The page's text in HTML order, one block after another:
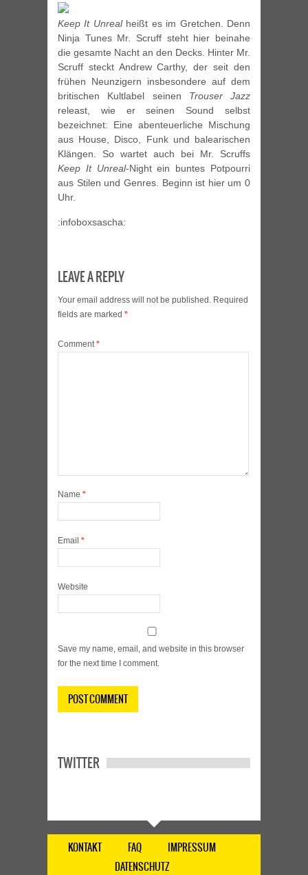
Keep It Unrealheißt es im Gretchen. Denn
Ninja Tunes Mr. Scruff steht hier beinahe
die gesamte Nacht an den Decks. Hinter Mr.
Scruff steckt Andrew Carthy, der seit den
frühen Neunzigern insbesondere auf dem
britischen Kultlabel seinen Trouser Jazz
releast, wie er seinen Sound selbst
bezeichnet: Eine abenteuerliche Mischung
aus House, Disco, Funk und balearischen
Klängen. So wartet auch bei Mr. Scruffs
Keep It Unreal-Night ein buntes Potpourri
aus Stilen und Genres. Beginn ist hier um 0
Uhr.
:infoboxsascha:
LEAVE A REPLY
Your email address will not be published. Required
fields are marked *
Comment*
Name *
Email *
Website
Save my name, email, and website in this browser
for the next time I comment.
TWITTER
KONTAKT FAQ
IMPRESSUM
DATENSCHUTZ